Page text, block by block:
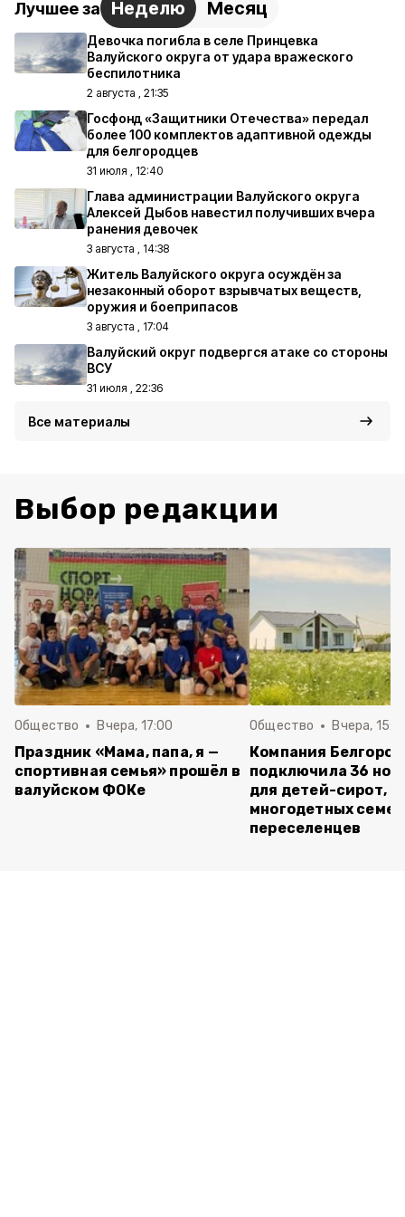
Лучшее за Неделю Месяц
Девочка погибла в селе Принцевка
Валуйского округа от удара вражеского
беспилотника
2 августа , 21:35
Госфонд «Защитники Отечества» передал
более 100 комплектов адаптивной одежды
для белгородцев
31 июля , 12:40
Глава администрации Валуйского округа
Алексей Дыбов навестил получивших вчера
ранения девочек
3 августа , 14:38
Житель Валуйского округа осуждён за
незаконный оборот взрывчатых веществ,
оружия и боеприпасов
3 августа , 17:04
Валуйский округ подвергся атаке со стороны
ВСУ
31 июля , 22:36
Все материалы
Выбор редакции
Общество Вчера, 17:00
Праздник «Мама, папа, я —
спортивная семья» прошёл в
валуйском ФОКе
Общество Вчера,
Компания
подключила 36
для детей-сирот,
многодетных
переселенцев